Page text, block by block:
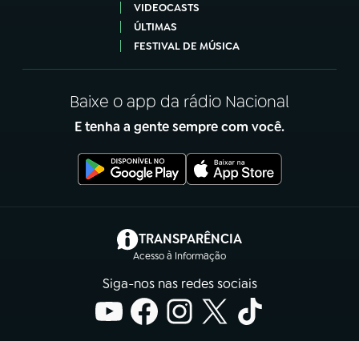
VIDEOCASTS
ÚLTIMAS
FESTIVAL DE MÚSICA
Baixe o app da rádio Nacional
E tenha a gente sempre com você.
TRANSPARÊNCIA
Acesso à Informação
(abre em nova aba)
Siga-nos nas redes sociais